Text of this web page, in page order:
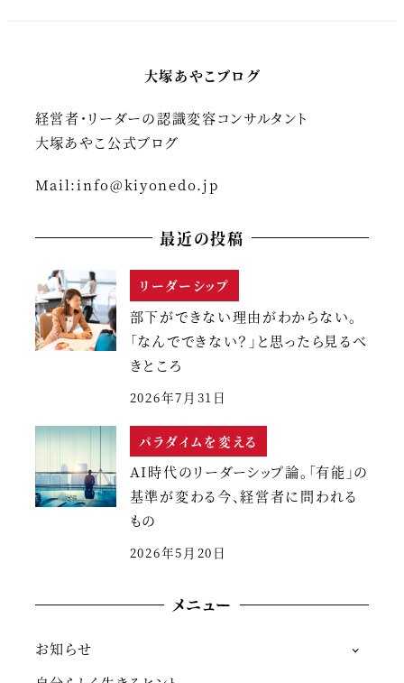
大塚あやこブログ
経営者・リーダーの認識変容コンサルタント
大塚あやこ公式ブログ
Mail:info@kiyonedo.jp
最近の投稿
リーダーシップ
部下ができない理由がわからない。
「なんでできない？」と思ったら見るべ
きところ
2026年7月31日
パラダイムを変える
AI時代のリーダーシップ論。「有能」の
基準が変わる今、経営者に問われる
もの
2026年5月20日
メニュー
お知らせ